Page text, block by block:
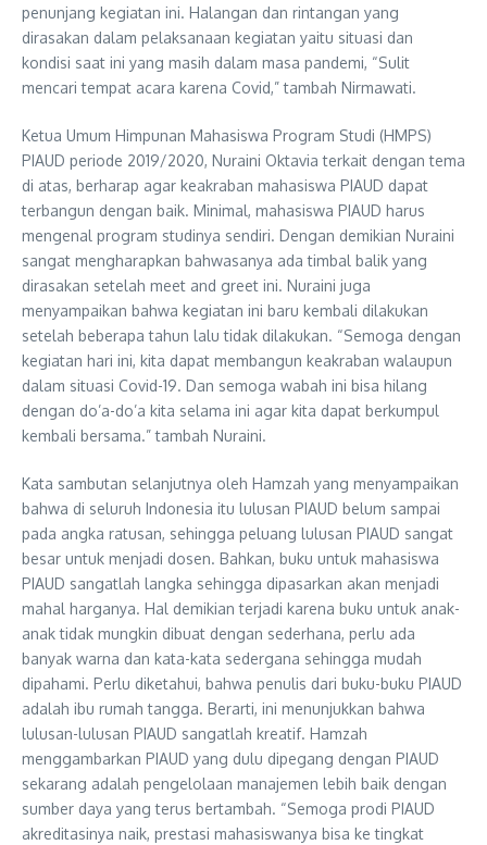
penunjang kegiatan ini. Halangan dan rintangan yang
dirasakan dalam pelaksanaan kegiatan yaitu situasi dan
kondisi saat ini yang masih dalam masa pandemi, “Sulit
mencari tempat acara karena Covid,” tambah Nirmawati.
Ketua Umum Himpunan Mahasiswa Program Studi (HMPS)
PIAUD periode 2019/2020, Nuraini Oktavia terkait dengan tema
di atas, berharap agar keakraban mahasiswa PIAUD dapat
terbangun dengan baik. Minimal, mahasiswa PIAUD harus
mengenal program studinya sendiri. Dengan demikian Nuraini
sangat mengharapkan bahwasanya ada timbal balik yang
dirasakan setelah meet and greet ini. Nuraini juga
menyampaikan bahwa kegiatan ini baru kembali dilakukan
setelah beberapa tahun lalu tidak dilakukan. “Semoga dengan
kegiatan hari ini, kita dapat membangun keakraban walaupun
dalam situasi Covid-19. Dan semoga wabah ini bisa hilang
dengan do’a-do’a kita selama ini agar kita dapat berkumpul
kembali bersama.” tambah Nuraini.
Kata sambutan selanjutnya oleh Hamzah yang menyampaikan
bahwa di seluruh Indonesia itu lulusan PIAUD belum sampai
pada angka ratusan, sehingga peluang lulusan PIAUD sangat
besar untuk menjadi dosen. Bahkan, buku untuk mahasiswa
PIAUD sangatlah langka sehingga dipasarkan akan menjadi
mahal harganya. Hal demikian terjadi karena buku untuk anak-
anak tidak mungkin dibuat dengan sederhana, perlu ada
banyak warna dan kata-kata sedergana sehingga mudah
dipahami. Perlu diketahui, bahwa penulis dari buku-buku PIAUD
adalah ibu rumah tangga. Berarti, ini menunjukkan bahwa
lulusan-lulusan PIAUD sangatlah kreatif. Hamzah
menggambarkan PIAUD yang dulu dipegang dengan PIAUD
sekarang adalah pengelolaan manajemen lebih baik dengan
sumber daya yang terus bertambah. “Semoga prodi PIAUD
akreditasinya naik, prestasi mahasiswanya bisa ke tingkat